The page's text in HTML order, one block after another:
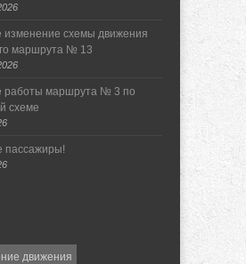
изменение схемы движения
маршрута № 13
работы маршрута № 3 по
схеме
пассажиры!
движения